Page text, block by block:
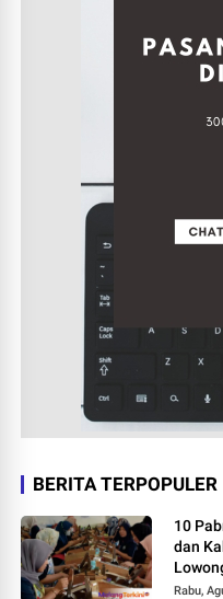
BERITA TERPOPULER
10
dan
Rabu,